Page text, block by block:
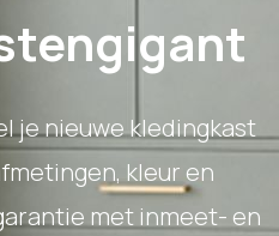
je nieuwe kledingkast
kleur en
met inmeet- en